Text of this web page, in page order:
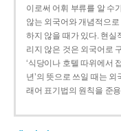
이로써 어휘 부류를 알 수
않는 외국어와 개념적으
하지 않을 때가 있다. 현실
리지 않은 것은 외국어로
‘식당이나 호텔 따위에서
년’의 뜻으로 쓰일 때는
래어 표기법의 원칙을 준